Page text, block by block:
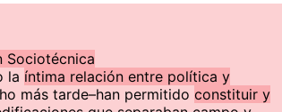
Sociotécnica
la íntima relación entre política y
más tarde–han permitido constituir y